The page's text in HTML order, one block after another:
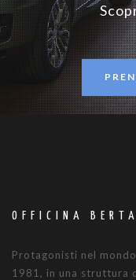
OFFICINA
Protagonisti nel
1981, in una struttura